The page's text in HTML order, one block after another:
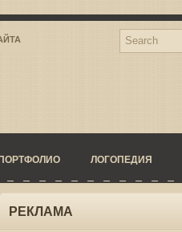
ЛОГОПЕДИЯ
РЕКЛАМА